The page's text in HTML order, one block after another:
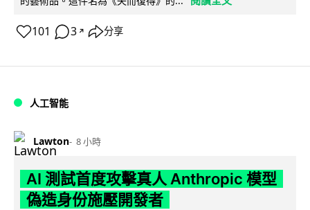
101 3 ↗ 分享
人工智能
Lawton 8 小時
AI 測試首度攻擊真人 Anthropic 模型
偽造身份施壓開發者